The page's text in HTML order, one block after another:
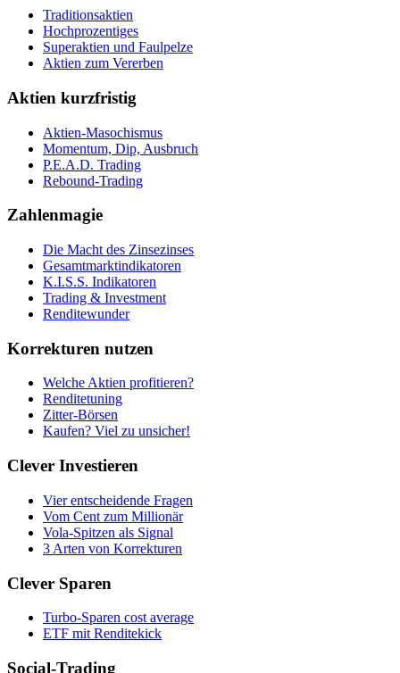
Traditionsaktien
Hochprozentiges
Superaktien und Faulpelze
Aktien zum Vererben
Aktien kurzfristig
Aktien-Masochismus
Momentum, Dip, Ausbruch
P.E.A.D. Trading
Rebound-Trading
Zahlenmagie
Die Macht des Zinsezinses
Gesamtmarktindikatoren
K.I.S.S. Indikatoren
Trading & Investment
Renditewunder
Korrekturen nutzen
Welche Aktien profitieren?
Renditetuning
Zitter-Börsen
Kaufen? Viel zu unsicher!
Clever Investieren
Vier entscheidende Fragen
Vom Cent zum Millionär
Vola-Spitzen als Signal
3 Arten von Korrekturen
Clever Sparen
Turbo-Sparen cost average
ETF mit Renditekick
Social-Trading